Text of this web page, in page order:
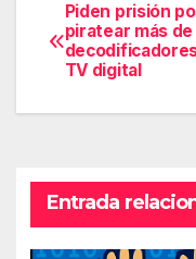
de
entradas
Piden prisión
piratear más
TV digital
Entrada